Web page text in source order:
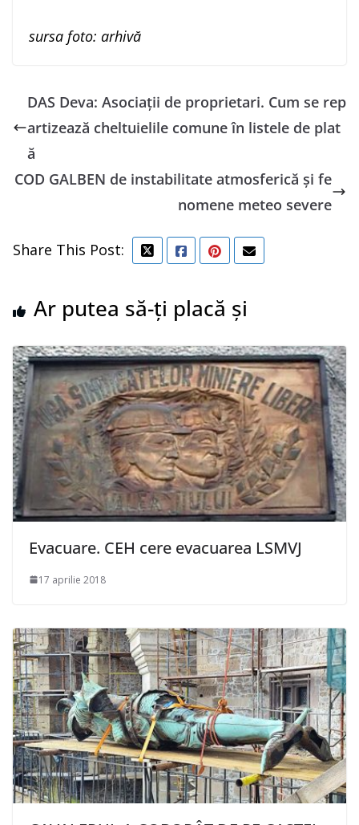
sursa foto: arhivă
DAS Deva: Asociații de proprietari. Cum se rep
artizează cheltuielile comune în listele de plat
ă
COD GALBEN de instabilitate atmosferică și fe
nomene meteo severe
Share This Post:
Ar putea să-ți placă și
Evacuare. CEH cere evacuarea LSMVJ
17 aprilie 2018